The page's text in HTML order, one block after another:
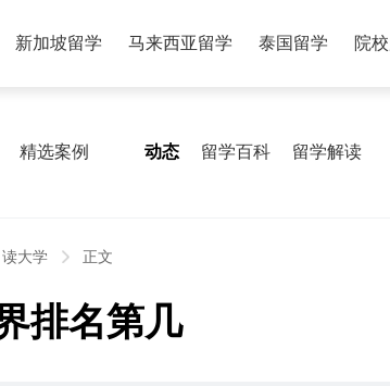
新加坡留学 马来西亚留学 泰国留学 院
精选案例 动态 留学百科 留学解读
读大学 正文
排名第几